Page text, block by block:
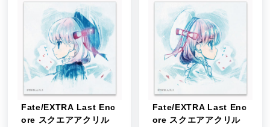
Fate/EXTRA Last Enc
ore スクエアアクリル
Fate/EXTRA Last Enc
ore スクエアアクリル